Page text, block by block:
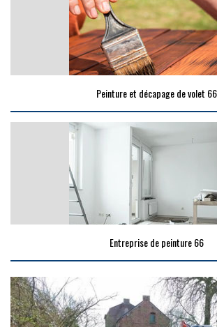
Peinture et décapage de volet 66
Entreprise de peinture 66